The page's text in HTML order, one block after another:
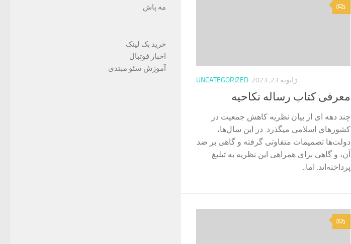
0
UNCATEGORIZED ژانویه 23, 2023
معرفی کتاب رساله نکاحیه
چند دهه ای از بیان نظریه کاهش جمعیت در
کشورهای اسلامی میگذرد. در این سال‌ها،
دولت‌ها تصمیمات متفاوتی گرفته و گاهی بر ضد
آن، و گاهی برای همراهی این نظریه به تبلیغ
پرداخته‌اند. اما...
0
مه پاش
خرید بک لینک
اخبار فوتبال
آموزش سئو مبتدی